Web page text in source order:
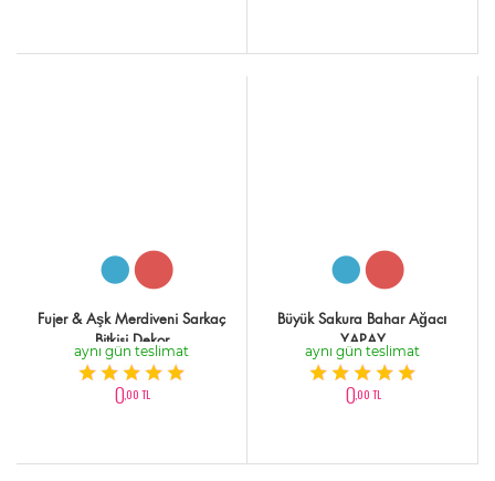
Fujer & Aşk Merdiveni Sarkaç
Bitkisi Dekor
aynı gün teslimat
0,00 TL
Büyük Sakura Bahar Ağacı
YAPAY
aynı gün teslimat
0,00 TL